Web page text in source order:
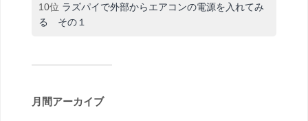
10位 ラズパイで外部からエアコンの電源を入れてみ
る その１
月間アーカイブ